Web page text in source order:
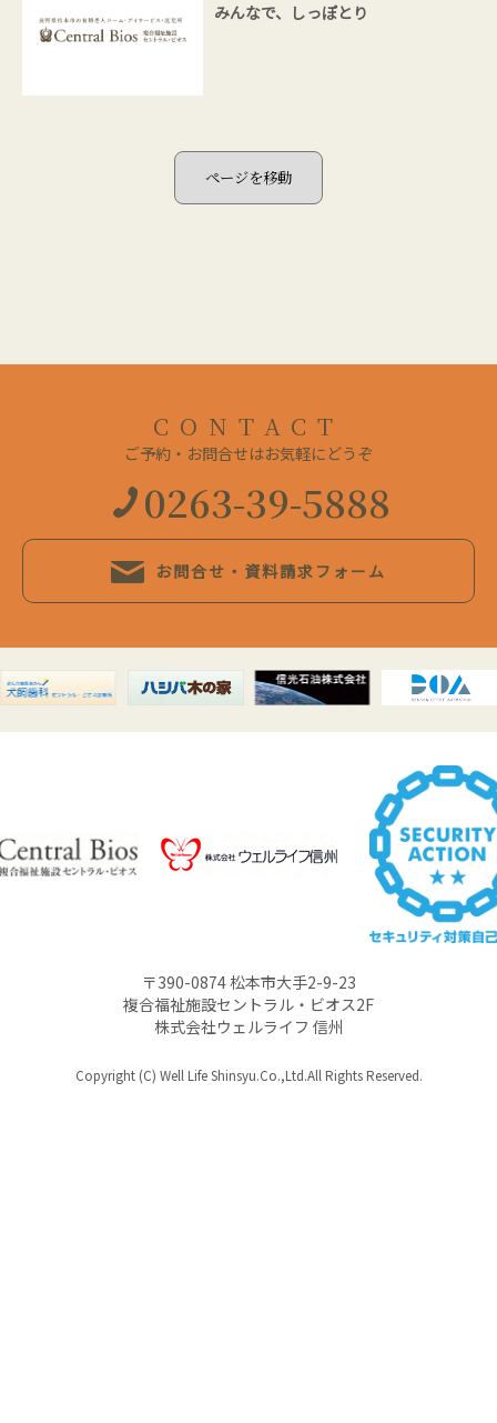
みんなで、しっぽとり
CONTACT
ご予約・お問合せはお気軽にどうぞ
0263-39-5888
お問合せ・資料請求フォーム
〒390-0874 松本市大手2-9-23
複合福祉施設セントラル・ビオス2F
株式会社ウェルライフ 信州
Copyright (C) Well Life Shinsyu.Co.,Ltd.All Rights Reserved.